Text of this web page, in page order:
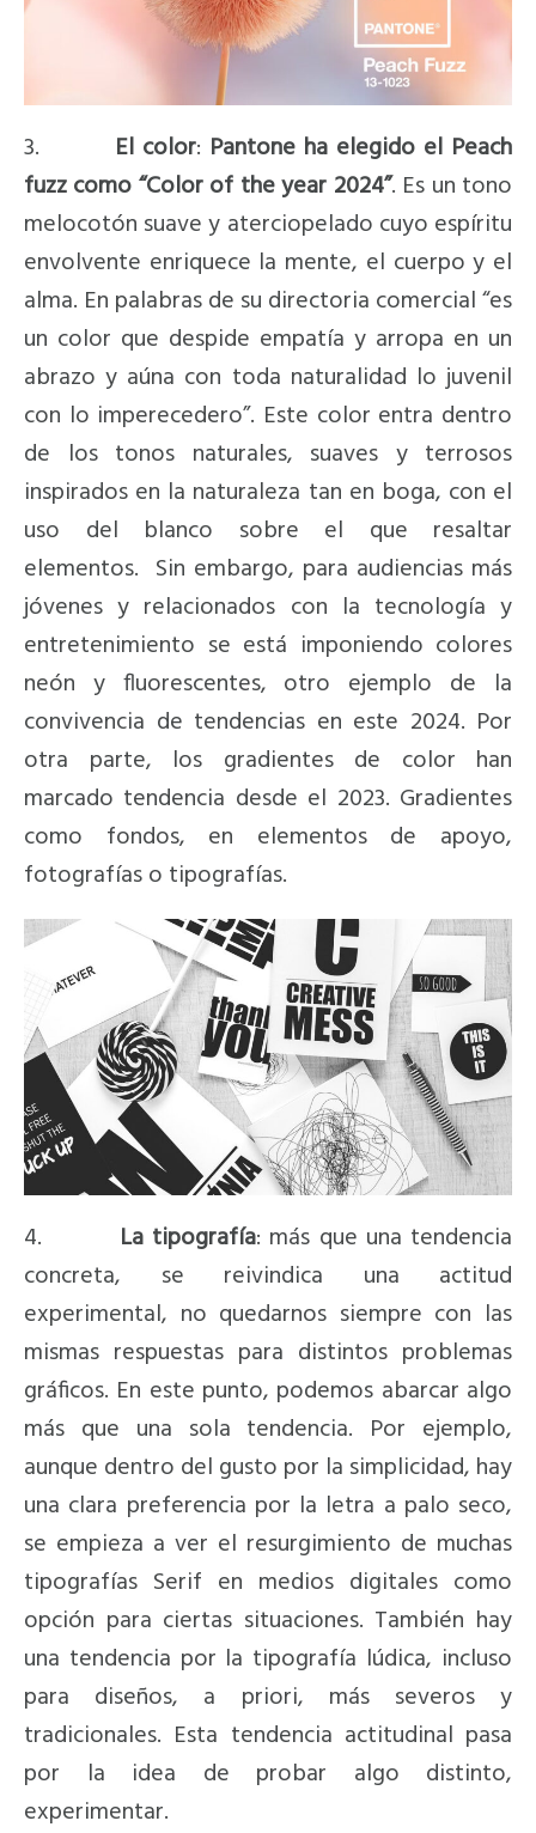
3. El color: Pantone ha elegido el Peach
fuzz como “Color of the year 2024”. Es un tono
melocotón suave y aterciopelado cuyo espíritu
envolvente enriquece la mente, el cuerpo y el
alma. En palabras de su directoria comercial “es
un color que despide empatía y arropa en un
abrazo y aúna con toda naturalidad lo juvenil
con lo imperecedero”. Este color entra dentro
de los tonos naturales, suaves y terrosos
inspirados en la naturaleza tan en boga, con el
uso del blanco sobre el que resaltar
elementos. Sin embargo, para audiencias más
jóvenes y relacionados con la tecnología y
entretenimiento se está imponiendo colores
neón y fluorescentes, otro ejemplo de la
convivencia de tendencias en este 2024. Por
otra parte, los gradientes de color han
marcado tendencia desde el 2023. Gradientes
como fondos, en elementos de apoyo,
fotografías o tipografías.
4. La tipografía: más que una tendencia
concreta, se reivindica una actitud
experimental, no quedarnos siempre con las
mismas respuestas para distintos problemas
gráficos. En este punto, podemos abarcar algo
más que una sola tendencia. Por ejemplo,
aunque dentro del gusto por la simplicidad, hay
una clara preferencia por la letra a palo seco,
se empieza a ver el resurgimiento de muchas
tipografías Serif en medios digitales como
opción para ciertas situaciones. También hay
una tendencia por la tipografía lúdica, incluso
para diseños, a priori, más severos y
tradicionales. Esta tendencia actitudinal pasa
por la idea de probar algo distinto,
experimentar.